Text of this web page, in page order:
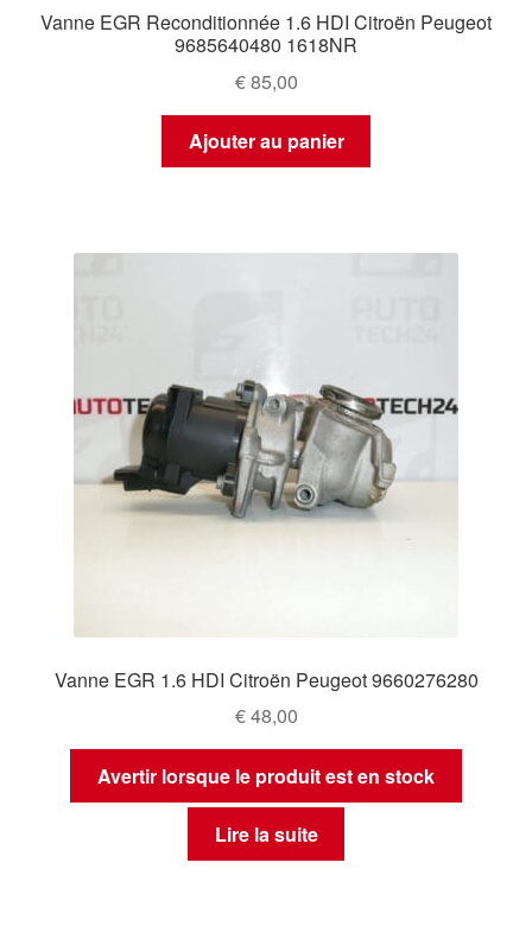
Vanne EGR Reconditionnée 1.6 HDI Citroën Peugeot
9685640480 1618NR
€85,00
Ajouter au panier
Vanne EGR 1.6 HDI Citroën Peugeot 9660276280
€48,00
Avertir lorsque le produit est en stock
Lire la suite